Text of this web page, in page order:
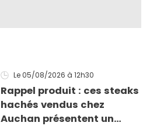
Le 05/08/2026 à 12h30
Rappel produit : ces steaks
hachés vendus chez
Auchan présentent un